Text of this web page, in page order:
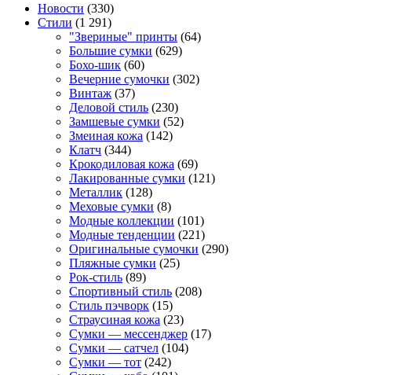
Новости (330)
Стили (1 291)
"Звериные" принты (64)
Большие сумки (629)
Бохо-шик (60)
Вечерние сумочки (302)
Винтаж (37)
Деловой стиль (230)
Замшевые сумки (52)
Змеиная кожа (142)
Клатч (344)
Крокодиловая кожа (69)
Лакированные сумки (121)
Металлик (128)
Меховые сумки (8)
Модные коллекции (101)
Модные тенденции (221)
Оригинальные сумочки (290)
Пляжные сумки (25)
Рок-стиль (89)
Спортивный стиль (208)
Стиль пэчворк (15)
Страусиная кожа (23)
Сумки — мессенджер (17)
Сумки — сатчел (104)
Сумки — тот (242)